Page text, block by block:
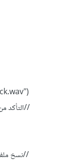
//التأكد من